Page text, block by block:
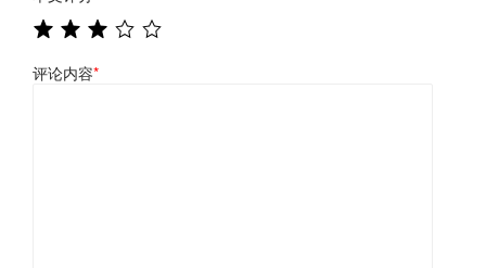
评论内容*